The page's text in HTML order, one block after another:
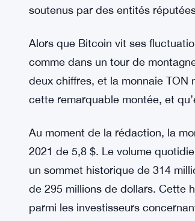
l’intérêt croissant des
pour impacter les prix.
Malgré l’incertitude, la hausse de
diversification en cours dans le
soutenus par des entités
Alors que Bitcoin vit ses
comme dans un tour de
deux chiffres, et la monnaie TON